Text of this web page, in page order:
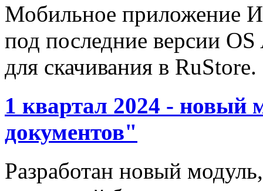
Мобильное приложение
под последние версии
для скачивания в RuStore.
1 квартал 2024 -
документов"
Разработан новый